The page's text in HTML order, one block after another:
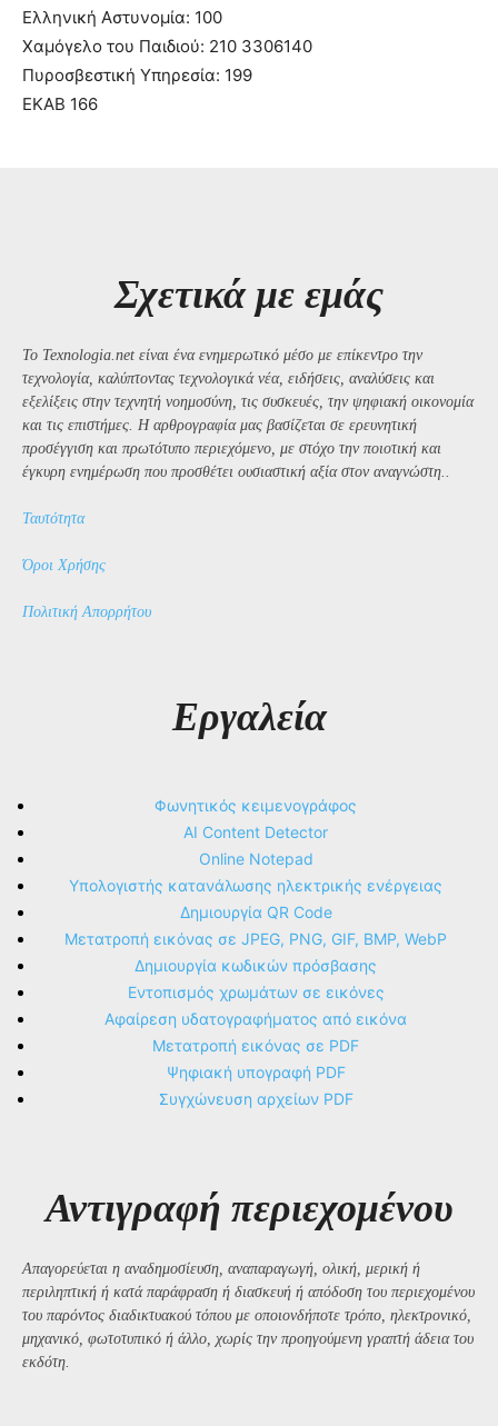
Ελληνική Αστυνομία: 100
Χαμόγελο του Παιδιού: 210 3306140
Πυροσβεστική Υπηρεσία: 199
ΕΚΑΒ 166
Σχετικά με εμάς
Το Texnologia.net είναι ένα ενημερωτικό μέσο με επίκεντρο την
τεχνολογία, καλύπτοντας τεχνολογικά νέα, ειδήσεις, αναλύσεις και
εξελίξεις στην τεχνητή νοημοσύνη, τις συσκευές, την ψηφιακή οικονομία
και τις επιστήμες. Η αρθρογραφία μας βασίζεται σε ερευνητική
προσέγγιση και πρωτότυπο περιεχόμενο, με στόχο την ποιοτική και
έγκυρη ενημέρωση που προσθέτει ουσιαστική αξία στον αναγνώστη..
Ταυτότητα
Όροι Χρήσης
Πολιτική Απορρήτου
Εργαλεία
Φωνητικός κειμενογράφος
AI Content Detector
Online Notepad
Υπολογιστής κατανάλωσης ηλεκτρικής ενέργειας
Δημιουργία QR Code
Μετατροπή εικόνας σε JPEG, PNG, GIF, BMP, WebP
Δημιουργία κωδικών πρόσβασης
Εντοπισμός χρωμάτων σε εικόνες
Αφαίρεση υδατογραφήματος από εικόνα
Μετατροπή εικόνας σε PDF
Ψηφιακή υπογραφή PDF
Συγχώνευση αρχείων PDF
Αντιγραφή περιεχομένου
Απαγορεύεται η αναδημοσίευση, αναπαραγωγή, ολική, μερική ή
περιληπτική ή κατά παράφραση ή διασκευή ή απόδοση του περιεχομένου
του παρόντος διαδικτυακού τόπου με οποιονδήποτε τρόπο, ηλεκτρονικό,
μηχανικό, φωτοτυπικό ή άλλο, χωρίς την προηγούμενη γραπτή άδεια του
εκδότη.